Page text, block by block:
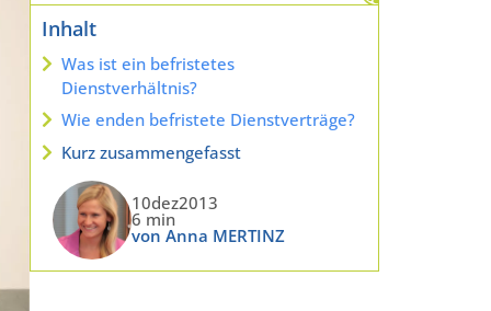
Inhalt
Was ist ein befristetes
Dienstverhältnis?
Wie enden befristete Dienstverträge?
Kurz zusammengefasst
10dez2013
6 min
von Anna MERTINZ